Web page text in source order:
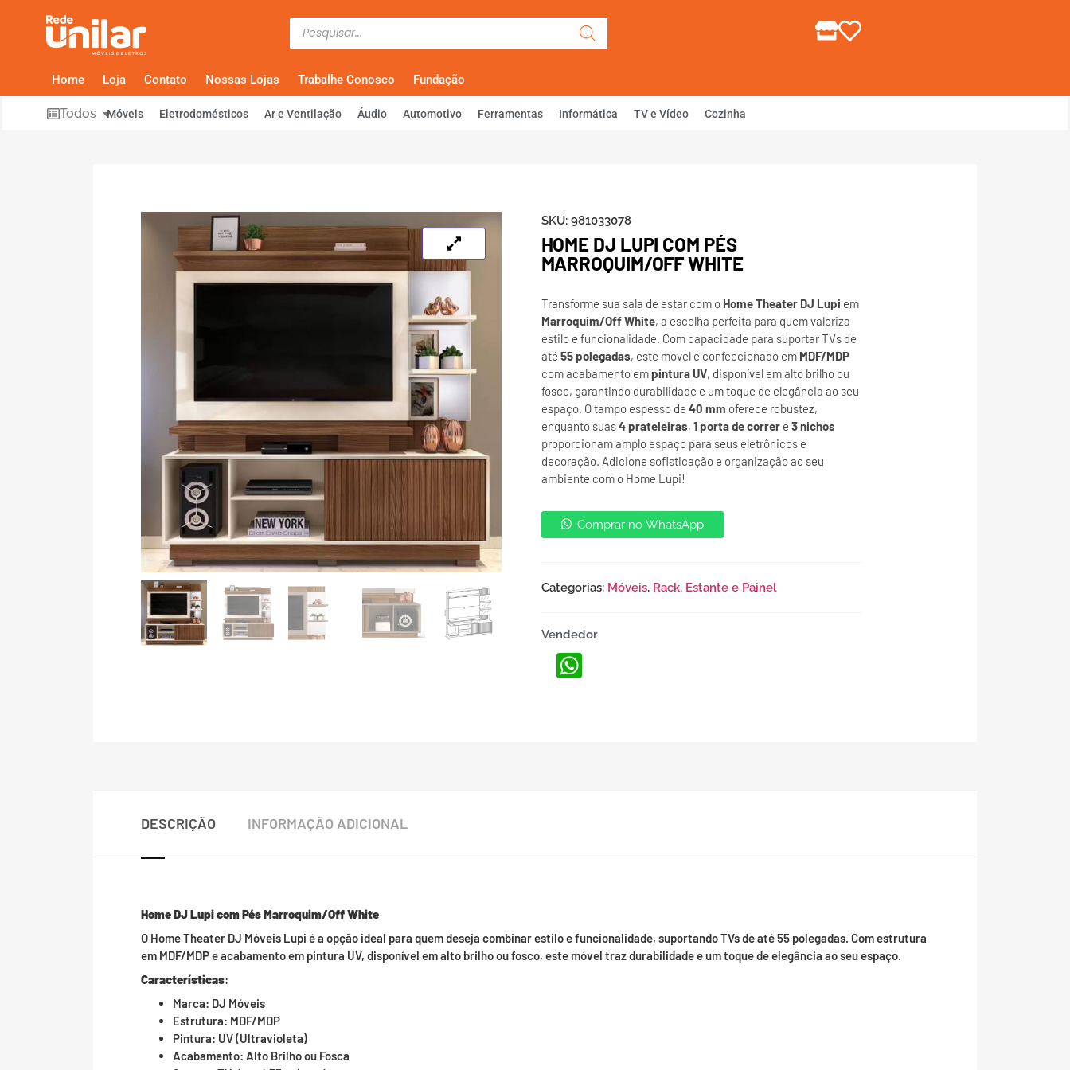
Olá, Faça Login ou Cadastre-se
Home Loja Contato Nossas Lojas Trabalhe Conosco Fundação
Todos Móveis Eletrodomésticos Ar e Ventilação Áudio Automotivo Ferramentas Informática TV e Vídeo Cozinha
SKU: 981033078
HOME DJ LUPI COM PÉS
MARROQUIM/OFF WHITE
Transforme sua sala de estar com o Home Theater DJ Lupi em
Marroquim/Off White, a escolha perfeita para quem valoriza
estilo e funcionalidade. Com capacidade para suportar TVs de
até 55 polegadas, este móvel é confeccionado em MDF/MDP
com acabamento empintura UV, disponível em alto brilho ou
fosco, garantindo durabilidade e um toque de elegância ao seu
espaço. O tampo espesso de 40 mm oferece robustez,
enquanto suas4 prateleiras, 1 porta de correre 3 nichos
proporcionam amplo espaço para seus eletrônicos e
decoração. Adicione sofisticação e organização ao seu
ambiente com o Home Lupi!
Comprar no WhatsApp
Categorias: Móveis, Rack, Estante e Painel
Vendedor
WhatsApp
DESCRIÇÃO INFORMAÇÃO ADICIONAL
Home DJ Lupi com Pés Marroquim/Off White
O Home Theater DJ Móveis Lupi é a opção ideal para quem deseja combinar estilo e funcionalidade, suportando TVs de até 55 polegadas. Com estrutura
em MDF/MDP e acabamento em pintura UV, disponível em alto brilho ou fosco, este móvel traz durabilidade e um toque de elegância ao seu espaço.
Características:
Marca: DJ Móveis
Estrutura: MDF/MDP
Pintura: UV (Ultravioleta)
Acabamento: Alto Brilho ou Fosca